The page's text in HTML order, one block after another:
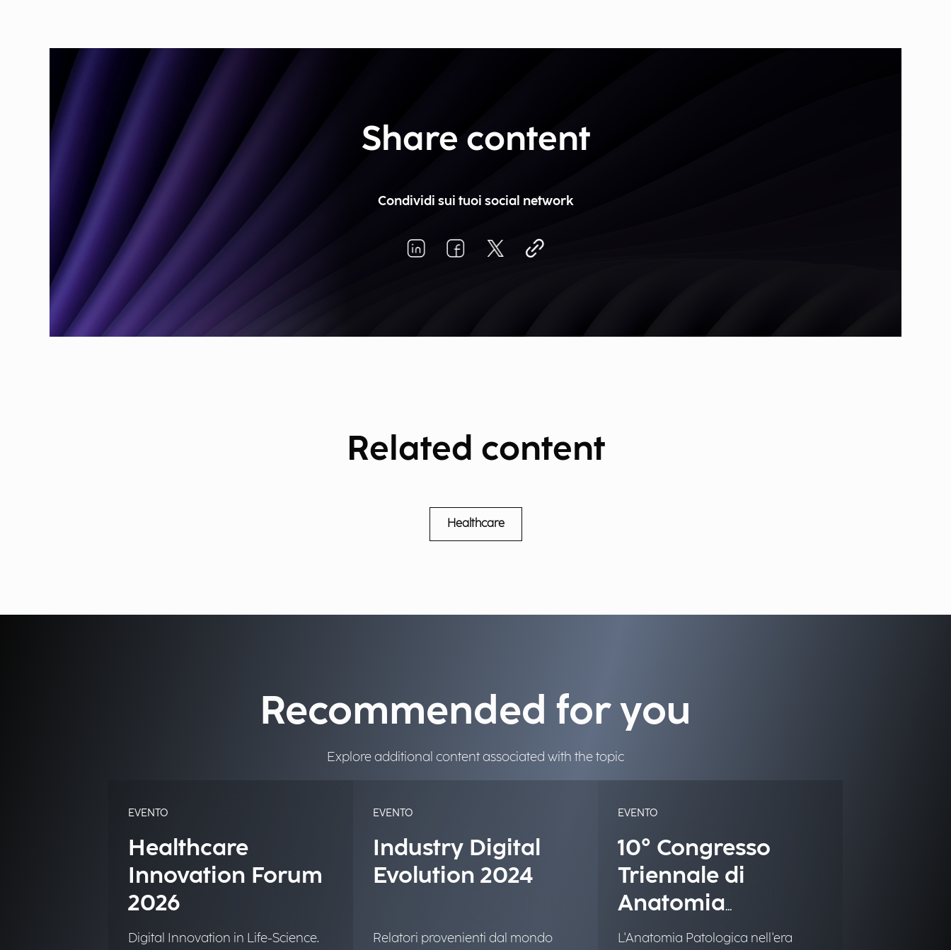
Share content
Condividi sui tuoi social network
Related content
Healthcare
Recommended for you
Explore additional content associated with the topic
EVENTO
Healthcare
Innovation Forum
2026
Digital Innovation in Life-Science.
EVENTO
Industry Digital
Evolution 2024
Relatori provenienti dal mondo
EVENTO
10° Congresso
Triennale di
Anatomia
Patologica
L'Anatomia Patologica nell'era